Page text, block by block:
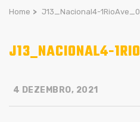
Home > J13_Nacional4-
J13_NACIONAL4-
4 DEZEMBRO, 2021